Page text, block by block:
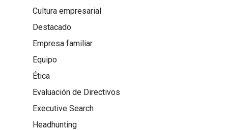
Cultura empresarial
Destacado
Empresa familiar
Equipo
Ética
Evaluación de Directivos
Executive Search
Headhunting